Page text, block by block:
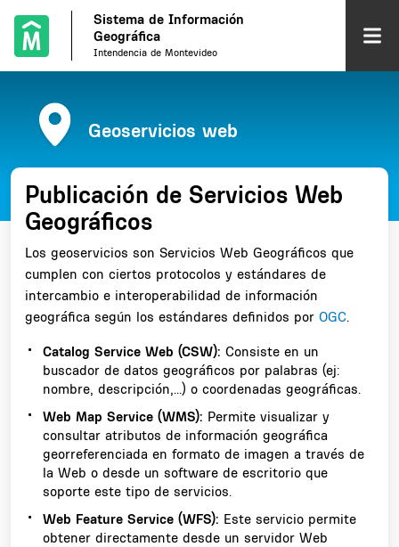
Sistema de Información
Geográfica
Intendencia de Montevideo
Geoservicios web
Publicación de Servicios Web
Geográficos
Los geoservicios son Servicios Web Geográficos que
cumplen con ciertos protocolos y estándares de
intercambio e interoperabilidad de información
geográfica según los estándares definidos por OGC.
Catalog Service Web (CSW): Consiste en un
buscador de datos geográficos por palabras (ej:
nombre, descripción,...) o coordenadas geográficas.
Web Map Service (WMS): Permite visualizar y
consultar atributos de información geográfica
georreferenciada en formato de imagen a través de
la Web o desde un software de escritorio que
soporte este tipo de servicios.
Web Feature Service (WFS): Este servicio permite
obtener directamente desde un servidor Web